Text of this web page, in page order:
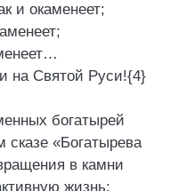
и окаменеет;
на Святой Руси!{4}
богатырей
сказе «Богатырева
в камни
жизнь: